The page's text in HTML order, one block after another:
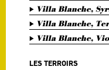
Villa Blanche,
Villa Blanche,
Villa Blanche,
LES TERROIRS